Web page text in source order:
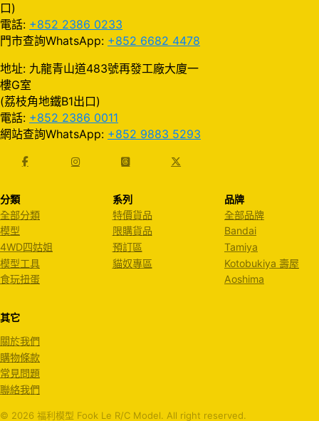
口)
電話: +852 2386 0233
門市查詢WhatsApp: +852 6682 4478
地址: 九龍青山道483號再發工廠大廈一
樓G室
(荔枝角地鐵B1出口)
電話: +852 2386 0011
網站查詢WhatsApp: +852 9883 5293
分類
全部分類
模型
4WD四姑姐
模型工具
食玩扭蛋
系列
特價貨品
限購貨品
預訂區
貓奴專區
品牌
全部品牌
Bandai
Tamiya
Kotobukiya 壽屋
Aoshima
其它
關於我們
購物條款
常見問題
聯絡我們
© 2026 福利模型 Fook Le R/C Model. All right reserved.